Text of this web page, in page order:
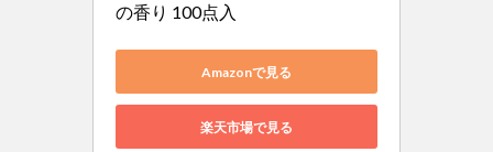
の香り 100点入
Amazonで見る
楽天市場で見る